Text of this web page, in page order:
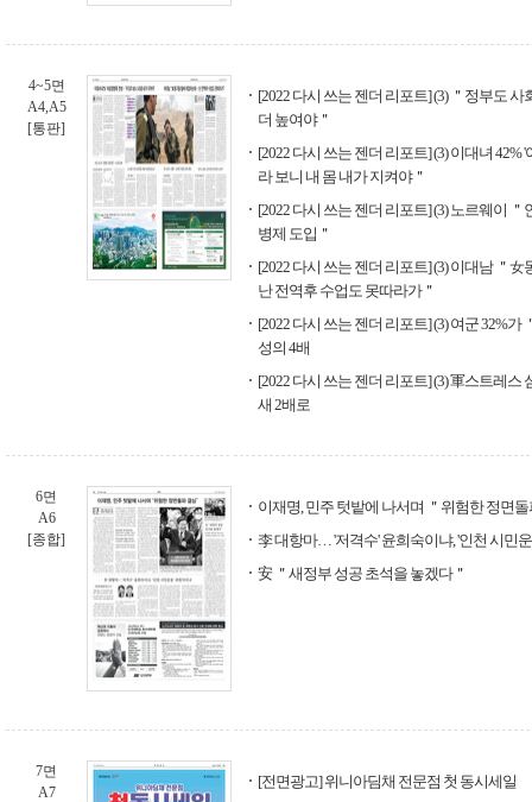
4~5면
A4,A5
[통판]
[2022 다시 쓰는 젠더 리포트] (3) ＂정부도
더 높여야＂
[2022 다시 쓰는 젠더 리포트] (3) 이대녀
라 보니 내 몸 내가 지켜야＂
[2022 다시 쓰는 젠더 리포트] (3) 노르웨이
병제 도입＂
[2022 다시 쓰는 젠더 리포트] (3) 이대남 ＂
난 전역후 수업도 못따라가＂
[2022 다시 쓰는 젠더 리포트] (3) 여군 32%
성의 4배
[2022 다시 쓰는 젠더 리포트] (3) 軍스트레
새 2배로
6면
A6
[종합]
이재명, 민주 텃밭에 나서며 ＂위험한 정면
李 대항마… '저격수' 윤희숙이냐, '인천 시민
安 ＂새정부 성공 초석을 놓겠다＂
7면
A7
[전면광고] 위니아딤채 전문점 첫 동시세일